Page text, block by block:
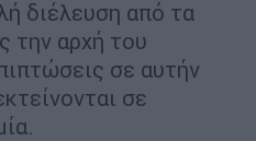
διέλευση από τα
την αρχή του
σε αυτήν
σε